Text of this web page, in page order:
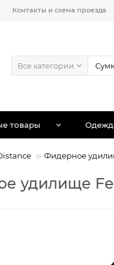
Контакты и схема проезда
Все категории
товары
Фидерное
удилище